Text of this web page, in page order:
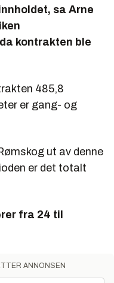
sa Arne
kontrakten ble
485,8
er gang- og
ut av denne
er det totalt
fra 24 til
ANNONSEN